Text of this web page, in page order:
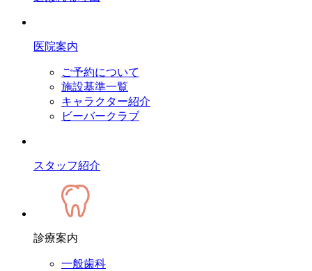
医院案内
ご予約について
施設基準一覧
キャラクター紹介
ビーバークラブ
スタッフ紹介
診療案内
一般歯科